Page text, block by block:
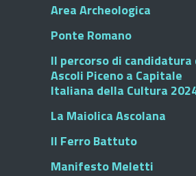
Area Archeologica
Ponte Romano
Il percorso di candidatura
Ascoli Piceno a Capitale
Italiana della Cultura
La Maiolica Ascolana
Il Ferro Battuto
Manifesto Meletti